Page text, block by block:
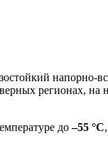
напорно-
регионах,
до–55 °C